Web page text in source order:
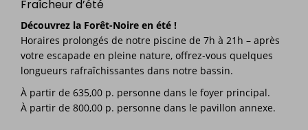
Fraîcheur d’été
Découvrez la Forêt-Noire en été !
Horaires prolongés de notre piscine de 7h à 21h – après
votre escapade en pleine nature, offrez-vous quelques
longueurs rafraîchissantes dans notre bassin.
À partir de 635,00 p. personne dans le foyer principal.
À partir de 800,00 p. personne dans le pavillon annexe.